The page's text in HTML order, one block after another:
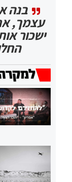
בנה
עצמך,
ישכור